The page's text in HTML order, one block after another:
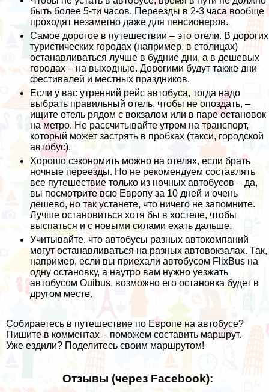
быть более 5-ти часов. Переезды в 2-3 часа вообще
проходят незаметно даже для пенсионеров.
Самое дорогое в путешествии – это отели. В дорогих
туристических городах (например, в столицах)
останавливаться лучше в будние дни, а в дешевых
городах – на выходные. Дорогими будут также дни
фестивалей и местных праздников.
Если у вас утренний рейс автобуса, тогда надо
выбрать правильный отель, чтобы не опоздать, –
ищите отель рядом с вокзалом или в паре остановок
на метро. Не рассчитывайте утром на транспорт,
который может застрять в пробках (такси, городской
автобус).
Хорошо сэкономить можно на отелях, если брать
ночные переезды. Но не рекомендуем составлять
все путешествие только из ночных автобусов – да,
вы посмотрите всю Европу за 10 дней и очень
дешево, но так устанете, что ничего не запомните.
Лучше остановиться хотя бы в хостеле, чтобы
выспаться и с новыми силами ехать дальше.
Учитывайте, что автобусы разных автокомпаний
могут останавливаться на разных автовокзалах. Так,
например, если вы приехали автобусом FlixBus на
одну остановку, а наутро вам нужно уезжать
автобусом Ouibus, возможно его остановка будет в
другом месте.
Собираетесь в путешествие по Европе на автобусе?
Пишите в комментах – поможем составить маршрут.
Уже ездили? Поделитесь своим маршрутом!
Отзывы (через Facebook):